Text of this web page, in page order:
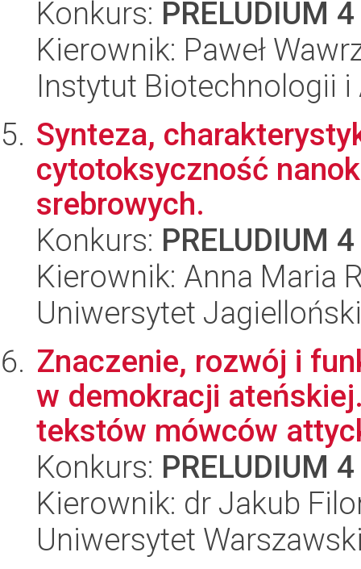
Konkurs: PRELUDIUM 4
Kierownik: Paweł
Instytut Biotechnologii
Synteza,
cytotoksyczność
srebrowych.
Konkurs: PRELUDIUM 4
Kierownik: Anna Maria
Uniwersytet
Znaczenie, rozwój i
w demokracji
tekstów mówców
Konkurs: PRELUDIUM 4
Kierownik: dr Jakub
Uniwersytet